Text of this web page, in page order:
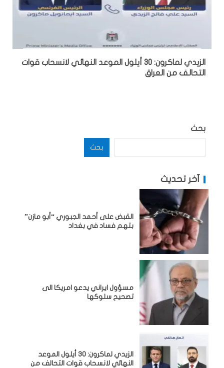
الزيدي لماكرون: 30 أيلول الموعد النهائي لانسحاب قوات
التحالف من العراق
بحث
بحث
آخر تحديث
القبض على أحمد الجبوري “أبو مازن”
بتهم فساد في بغداد
مسؤول ايراني يدعو امريكا الى
تصحيح سلوكها
الزيدي لماكرون: 30 أيلول الموعد
النهائي لانسحاب قوات التحالف من